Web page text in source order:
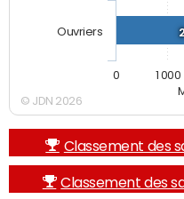
Ouvriers
0 1 000
© JDN 2026
Classement des
Classement des